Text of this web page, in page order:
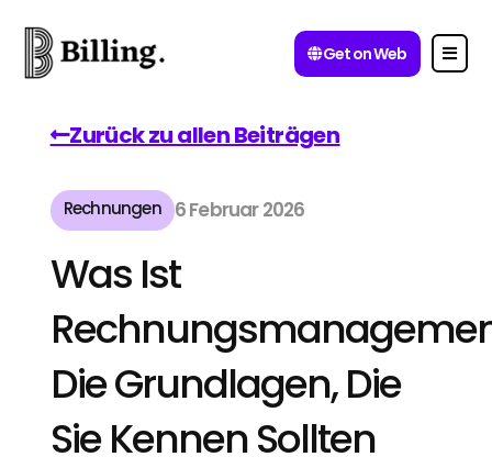
Get on Web
Zurück zu allen Beiträgen
Rechnungen 6 Februar 2026
Was Ist
Die Grundlagen, Die
Sie Kennen Sollten